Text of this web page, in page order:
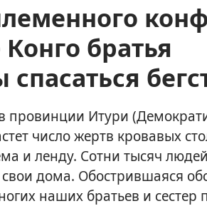
братья
провинции Итури
число жертв кровавых
и ленду. Сотни тысяч
дома. Обострившаяся
наших братьев и сестер